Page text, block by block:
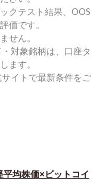
クテスト結果、OOS
価です。
せん。
対象銘柄は、口座タ
ます。
イトで最新条件をご
均株価×ビットコイ